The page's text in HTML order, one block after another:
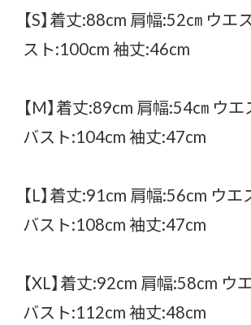
【S】着丈:88cm 肩幅:52㎝ ウエ
スト:100cm 袖丈:46cm
【M】着丈:89cm 肩幅:54㎝ ウ
バスト:104cm 袖丈:47cm
【L】着丈:91cm 肩幅:56cm ウ
バスト:108cm 袖丈:47cm
【XL】着丈:92cm 肩幅:58cm ウ
バスト:112cm 袖丈:48cm